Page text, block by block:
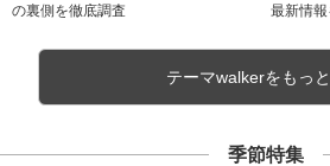
の裏側を徹底調査
最新情報
テーマwalkerをもっ
季節特集